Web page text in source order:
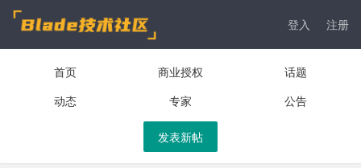
登入 注册
首页 商业授权
话题
动态
专家 公告
发表新帖